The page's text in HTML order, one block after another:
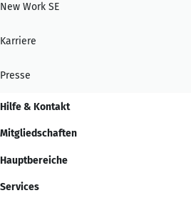
New Work SE
Karriere
Presse
Hilfe & Kontakt
Mitgliedschaften
Hauptbereiche
Services